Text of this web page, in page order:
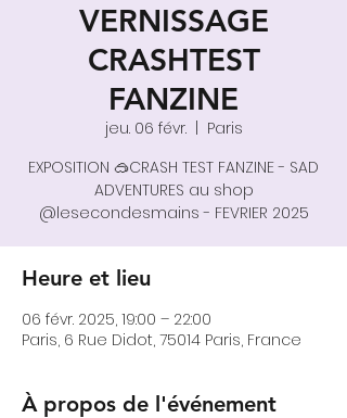
VERNISSAGE
CRASHTEST
FANZINE
jeu. 06 févr.
  |
Paris
EXPOSITION 🥽CRASH TEST FANZINE - SAD
ADVENTURES au shop
@lesecondesmains - FEVRIER 2025
Heure et lieu
06 févr. 2025, 19:00 – 22:00
Paris, 6 Rue Didot, 75014 Paris, France
À propos de l'événement